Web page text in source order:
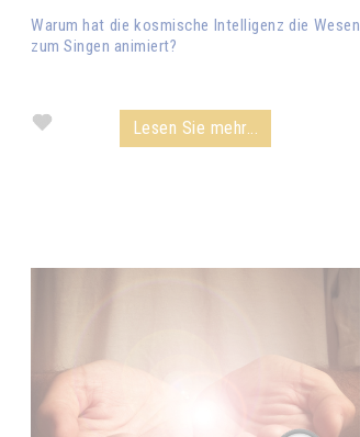
Warum hat die kosmische Intelligenz die Wesen
zum Singen animiert?
Lesen Sie mehr...